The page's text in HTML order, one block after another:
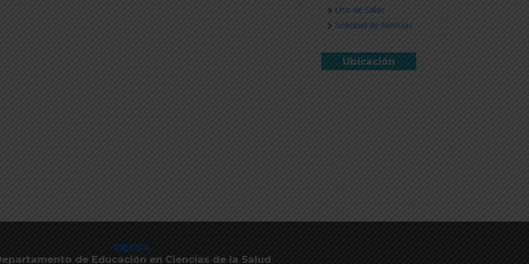
Uso de Salas
Solicitud de Noticias
Ubicación
DECSA
de Educación en Ciencias de la Salud